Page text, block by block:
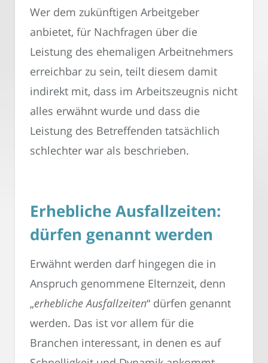
Wer dem zukünftigen Arbeitgeber
anbietet, für Nachfragen über die
Leistung des ehemaligen Arbeitnehmers
erreichbar zu sein, teilt diesem damit
indirekt mit, dass im Arbeitszeugnis nicht
alles erwähnt wurde und dass die
Leistung des Betreffenden tatsächlich
schlechter war als beschrieben.
Erhebliche Ausfallzeiten:
dürfen genannt werden
Erwähnt werden darf hingegen die in
Anspruch genommene Elternzeit, denn
„erhebliche Ausfallzeiten“ dürfen genannt
werden. Das ist vor allem für die
Branchen interessant, in denen es auf